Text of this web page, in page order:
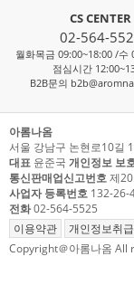
CS CENTER
02-564-
월화목금 09:00~18:00 /수
점심시간
B2B문의
아롬나옴
서울 강남구 논현로10길
대표 윤준국 개인정보 보
통신판매업신고번호제
사업자 등록번호 132-26-
전화02-564-5525
이용약관
개인정보취
Copyright＠아롬나옴 All